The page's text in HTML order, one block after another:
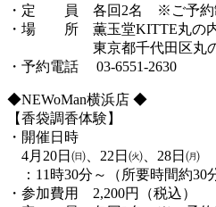
・定 員 各回2名 ※ご予約
・場 所 薫玉堂KITTE丸の
東京都千代田区丸の内
・予約電話 03-6551-2630
◆NEWoMan横浜店 ◆
【香袋調香体験】
・開催日時
4月20日㈰、22日㈫、28日㈪
：11時30分～（所要時間約30
・参加費用 2,200円（税込）